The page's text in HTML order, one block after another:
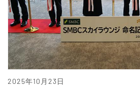
2025年10月23日